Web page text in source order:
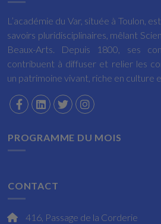
L’académie du Var, située à Toulon,
savoirs pluridisciplinaires, mêlant
Beaux-Arts. Depuis 1800, ses
contribuent à diffuser et relier les
un patrimoine vivant, riche en culture
PROGRAMME DU MOIS
CONTACT
416, Passage de la Corderie